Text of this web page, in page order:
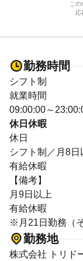
こ
応
勤務時間
シフト制
就業時間
09:00:00～
休日休暇
休日
シフト制／月8日
有給休暇
【備考】
月9日以上
有給休暇
※月21日勤務（
勤務地
株式会社 トリド